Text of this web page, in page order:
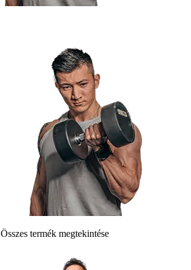
Összes termék megtekintése